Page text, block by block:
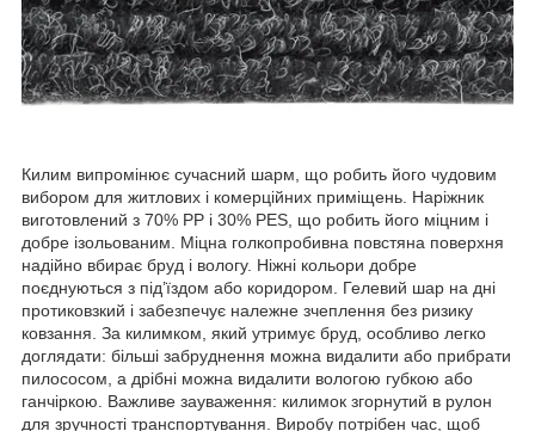
Килим випромінює сучасний шарм, що робить його чудовим
вибором для житлових і комерційних приміщень. Наріжник
виготовлений з 70% PP і 30% PES, що робить його міцним і
добре ізольованим. Міцна голкопробивна повстяна поверхня
надійно вбирає бруд і вологу. Ніжні кольори добре
поєднуються з під’їздом або коридором. Гелевий шар на дні
протиковзкий і забезпечує належне зчеплення без ризику
ковзання. За килимком, який утримує бруд, особливо легко
доглядати: більші забруднення можна видалити або прибрати
пилососом, а дрібні можна видалити вологою губкою або
ганчіркою. Важливе зауваження: килимок згорнутий в рулон
для зручності транспортування. Виробу потрібен час, щоб